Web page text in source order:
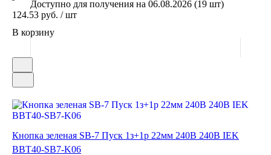
Доступно для получения на 06.08.2026 (19 шт)
124.53 руб. / шт
В корзину
Кнопка зеленая SВ-7 Пуск 1з+1р 22мм 240В 240В IEK
BBT40-SB7-K06